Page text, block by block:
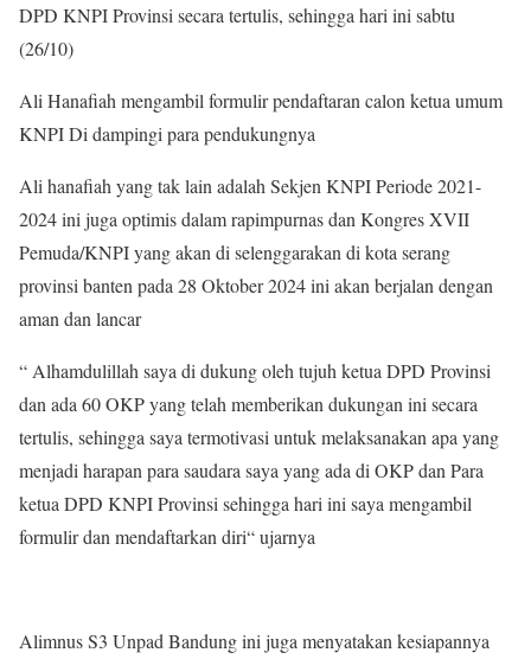
DPD KNPI Provinsi secara tertulis, sehingga hari ini sabtu
(26/10)
Ali Hanafiah mengambil formulir pendaftaran calon ketua umum
KNPI Di dampingi para pendukungnya
Ali hanafiah yang tak lain adalah Sekjen KNPI Periode 2021-
2024 ini juga optimis dalam rapimpurnas dan Kongres XVII
Pemuda/KNPI yang akan di selenggarakan di kota serang
provinsi banten pada 28 Oktober 2024 ini akan berjalan dengan
aman dan lancar
“ Alhamdulillah saya di dukung oleh tujuh ketua DPD Provinsi
dan ada 60 OKP yang telah memberikan dukungan ini secara
tertulis, sehingga saya termotivasi untuk melaksanakan apa yang
menjadi harapan para saudara saya yang ada di OKP dan Para
ketua DPD KNPI Provinsi sehingga hari ini saya mengambil
formulir dan mendaftarkan diri“ ujarnya
Alimnus S3 Unpad Bandung ini juga menyatakan kesiapannya